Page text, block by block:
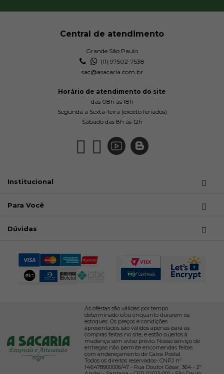
Central de atendimento
Grande São Paulo
(11) 97502-7538
sac@asacaria.com.br
Horário de atendimento do site
das 08h às 18h
Segunda a Sexta-feira (exceto feriados)
Sábado das 8h às 12h
Institucional
Para Você
Dúvidas
As ofertas são válidas por tempo
determinado e/ou enquanto durarem os
estoques. Os preços e condições
apresentados são válidos apenas para as
compras feitas no site, e estão sujeitos à
mudança sem aviso prévio. Nosso serviço de
entregas não permite encomendas feitas
com endereçamento de Caixa Postal.
Todos os direitos reservados- CNPJ nº
146478900006/47 - Rua Doutor César, 364 - 2º